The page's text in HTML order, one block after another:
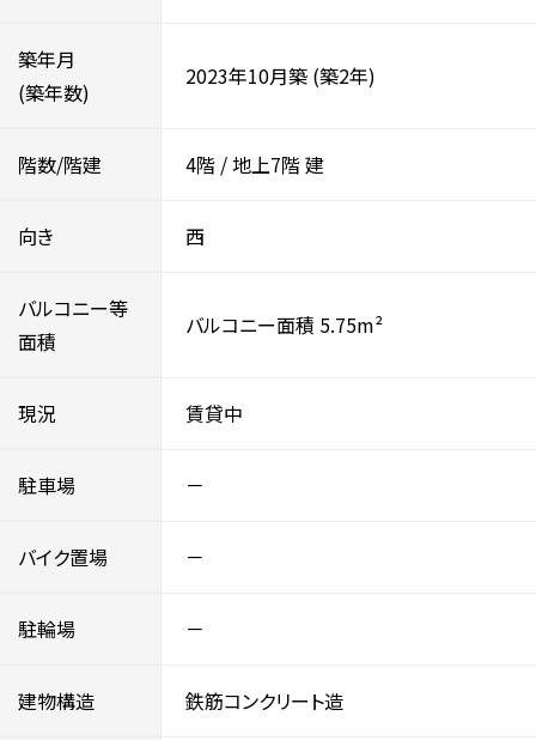
築年月
(築年数)
2023年10月築 (築2年)
階数/階建 4階 /地上7階建
向き 西
バルコニー等
面積
バルコニー面積 5.75m²
現況 賃貸中
駐車場 －
バイク置場 －
駐輪場 －
建物構造 鉄筋コンクリート造